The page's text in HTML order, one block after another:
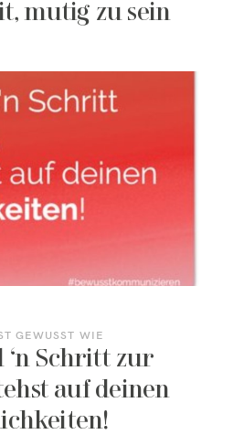
mutig zu sein
GEWUSST WIE
‘n Schritt zur
auf deinen